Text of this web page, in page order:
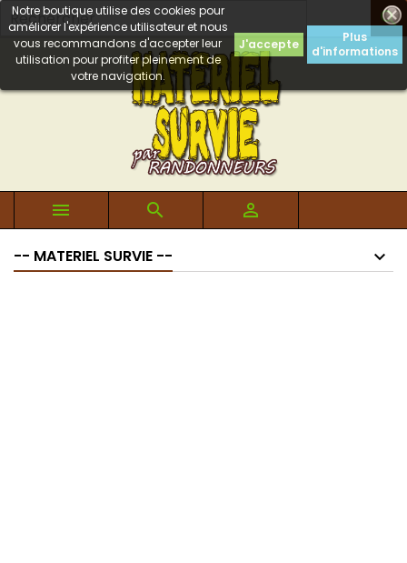

Notre boutique utilise des cookies pour
améliorer l'expérience utilisateur et nous
vous recommandons d'accepter leur
utilisation pour profiter pleinement de
votre navigation.
J'accepte
Plus
d'informations
  
-- MATERIEL SURVIE --